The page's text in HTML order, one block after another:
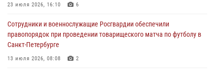
Росгвардии по служебно-боевой стрельбе
07 августа 2026, 07:45 9
Застрявшую в плуге трактора мину уничтожили росгвардейцы на
23 июля 2026, 16:10 6
Сотрудники и военнослужащие Росгвардии обеспечили
правопорядок при проведении товарищеского матча по футболу в
Санкт-Петербурге
13 июля 2026, 08:08 2